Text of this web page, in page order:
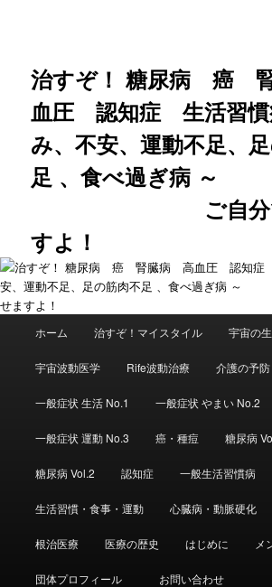
治すぞ！ 糖尿病 癌
血圧 認知症 生活習慣
み、不安、運動不足、
足 、食べ過ぎ病 ～
ご自分で
すよ！
ホーム 治すぞ！マイスタイル 宇宙の
宇宙波動医学 Rife波動治療 介護の予防
一般症状 生活 No.1 一般症状 やまい No.2
一般症状 運動 No.3 癌・種痘 糖尿病
糖尿病 Vol.2 認知症 一般生活習慣病
生活習慣・食事・運動 心臓病・動脈硬化
根治医療 医療の歴史 はじめに メ
団体プロフィール お問い合わせ